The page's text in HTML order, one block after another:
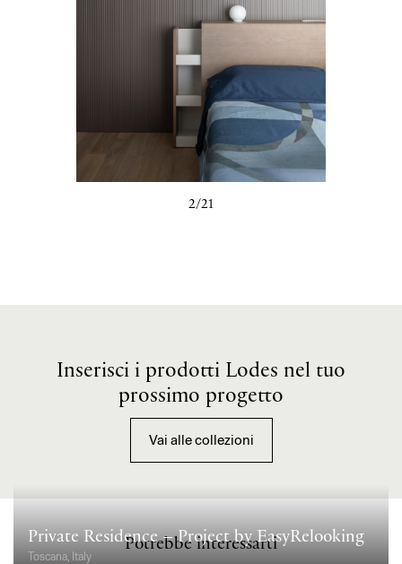
3/21
Inserisci i prodotti Lodes nel tuo
prossimo progetto
Vai alle collezioni
Potrebbe interessarti
Private Residence – Project by EasyRelooking
Toscana, Italy